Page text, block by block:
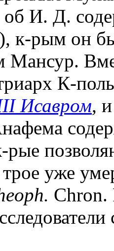
И. Д.
к-рым он
Мансур.
К-
Исавром,
рые
уже
Chron.